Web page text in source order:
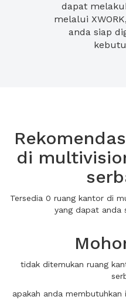
dapat
melalui
anda siap
di
Tersedia 0 ruang kantor di
yang dapat anda
tidak ditemukan ruang
apakah anda